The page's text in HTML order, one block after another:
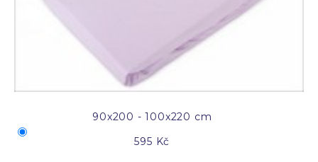
90x200 - 100x220 cm
595 Kč